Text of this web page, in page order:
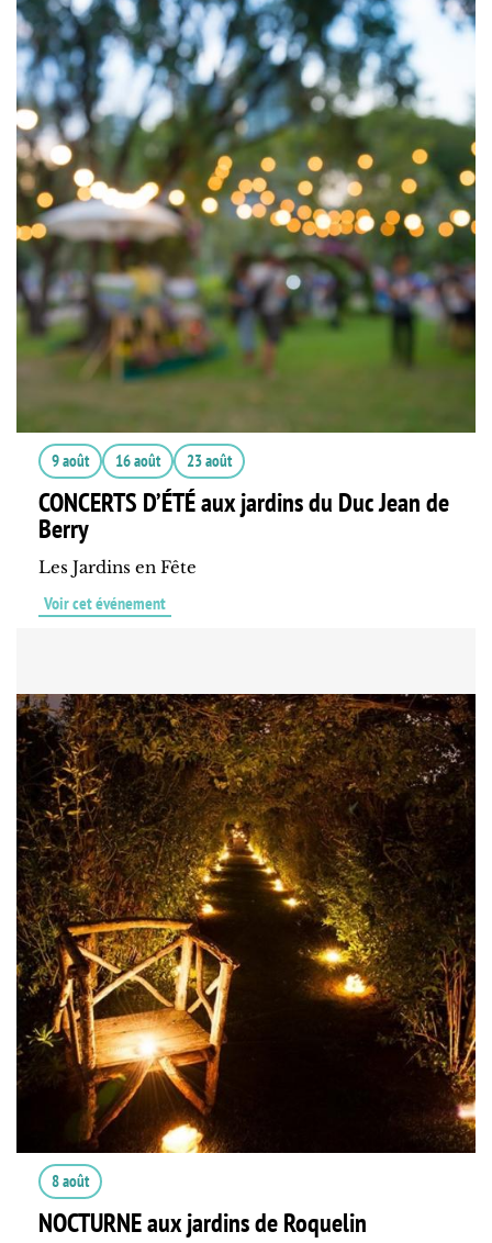
9 août 16 août 23 août
CONCERTS D’ÉTÉ aux jardins du Duc Jean de
Berry
Les Jardins en Fête
Voir cet événement
8 août
NOCTURNE aux jardins de Roquelin